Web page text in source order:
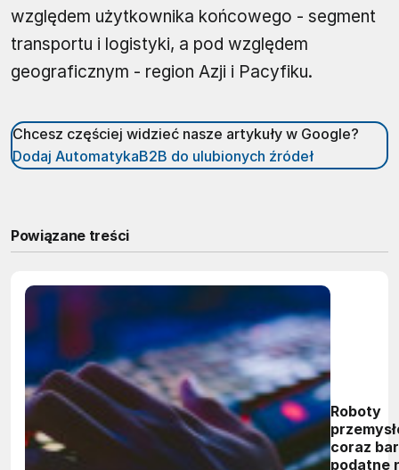
względem użytkownika końcowego - segment
transportu i logistyki, a pod względem
geograficznym - region Azji i Pacyfiku.
Chcesz częściej widzieć nasze artykuły w Google?
Dodaj AutomatykaB2B do ulubionych źródeł
Powiązane treści
Roboty
coraz
podatne